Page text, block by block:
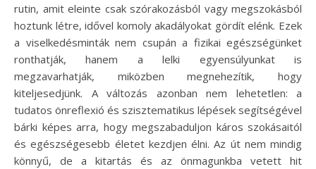
rutin, amit eleinte csak szórakozásból vagy megszokásból
hoztunk létre, idővel komoly akadályokat gördít elénk. Ezek
a viselkedésminták nem csupán a fizikai egészségünket
ronthatják, hanem a lelki egyensúlyunkat is
megzavarhatják, miközben megnehezítik, hogy
kiteljesedjünk. A változás azonban nem lehetetlen: a
tudatos önreflexió és szisztematikus lépések segítségével
bárki képes arra, hogy megszabaduljon káros szokásaitól
és egészségesebb életet kezdjen élni. Az út nem mindig
könnyű, de a kitartás és az önmagunkba vetett hit